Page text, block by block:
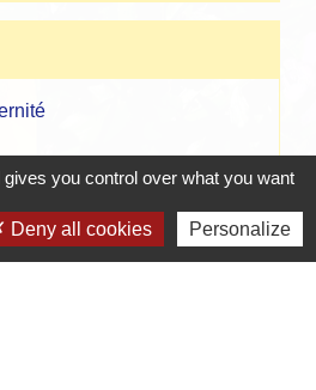
une erreur sur cette page
you control over what you want
Deny all cookies Personalize